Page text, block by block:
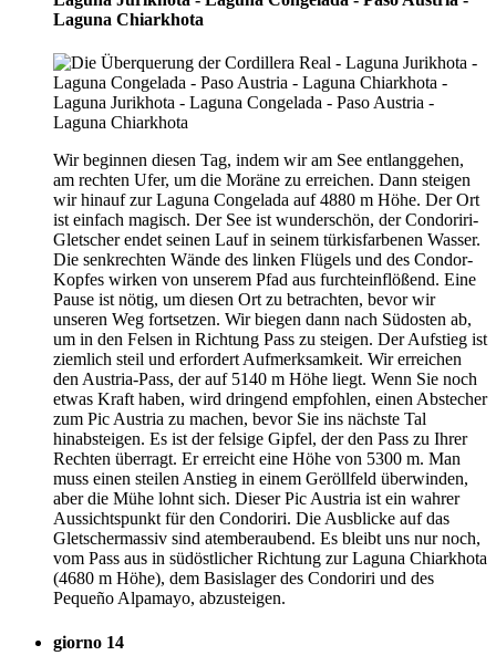
Laguna Chiarkhota
Wir beginnen diesen Tag, indem wir am See entlanggehen,
am rechten Ufer, um die Moräne zu erreichen. Dann steigen
wir hinauf zur Laguna Congelada auf 4880 m Höhe. Der Ort
ist einfach magisch. Der See ist wunderschön, der Condoriri-
Gletscher endet seinen Lauf in seinem türkisfarbenen Wasser.
Die senkrechten Wände des linken Flügels und des Condor-
Kopfes wirken von unserem Pfad aus furchteinflößend. Eine
Pause ist nötig, um diesen Ort zu betrachten, bevor wir
unseren Weg fortsetzen. Wir biegen dann nach Südosten ab,
um in den Felsen in Richtung Pass zu steigen. Der Aufstieg ist
ziemlich steil und erfordert Aufmerksamkeit. Wir erreichen
den Austria-Pass, der auf 5140 m Höhe liegt. Wenn Sie noch
etwas Kraft haben, wird dringend empfohlen, einen Abstecher
zum Pic Austria zu machen, bevor Sie ins nächste Tal
hinabsteigen. Es ist der felsige Gipfel, der den Pass zu Ihrer
Rechten überragt. Er erreicht eine Höhe von 5300 m. Man
muss einen steilen Anstieg in einem Geröllfeld überwinden,
aber die Mühe lohnt sich. Dieser Pic Austria ist ein wahrer
Aussichtspunkt für den Condoriri. Die Ausblicke auf das
Gletschermassiv sind atemberaubend. Es bleibt uns nur noch,
vom Pass aus in südöstlicher Richtung zur Laguna Chiarkhota
(4680 m Höhe), dem Basislager des Condoriri und des
Pequeño Alpamayo, abzusteigen.
giorno 14